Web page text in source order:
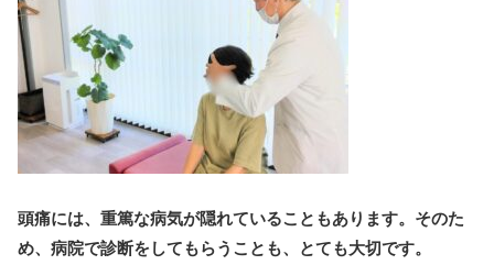
頭痛には、重篤な病気が隠れていることもあります。 そのた
め、病院で診断をしてもらうことも、とても大切です。